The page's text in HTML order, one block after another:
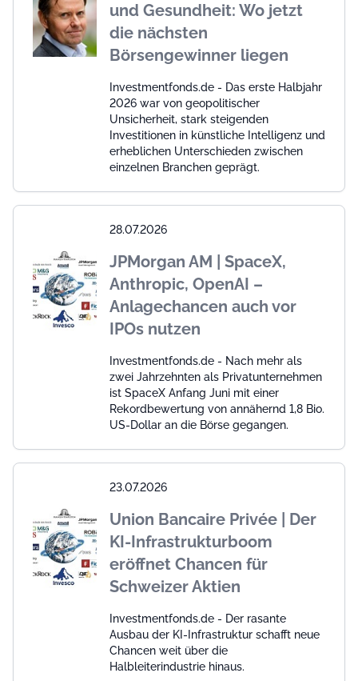
und Gesundheit: Wo jetzt
die nächsten
Börsengewinner liegen
Investmentfonds.de - Das erste Halbjahr
2026 war von geopolitischer
Unsicherheit, stark steigenden
Investitionen in künstliche Intelligenz und
erheblichen Unterschieden zwischen
einzelnen Branchen geprägt.
28.07.2026
JPMorgan AM | SpaceX,
Anthropic, OpenAI –
Anlagechancen auch vor
IPOs nutzen
Investmentfonds.de - Nach mehr als
zwei Jahrzehnten als Privatunternehmen
ist SpaceX Anfang Juni mit einer
Rekordbewertung von annähernd 1,8 Bio.
US-Dollar an die Börse gegangen.
23.07.2026
Union Bancaire Privée | Der
KI-Infrastrukturboom
eröffnet Chancen für
Schweizer Aktien
Investmentfonds.de - Der rasante
Ausbau der KI-Infrastruktur schafft neue
Chancen weit über die
Halbleiterindustrie hinaus.